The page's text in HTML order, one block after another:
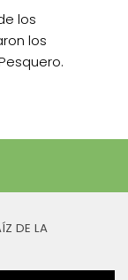
los
los
DE LA